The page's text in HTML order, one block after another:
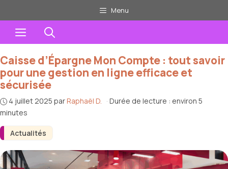
au
contenu
Menu
Menu
Actualités
Caisse d’Épargne Mon Compte : tout savoir
pour une gestion en ligne efficace et
sécurisée
4 juillet 2025 parRaphaël D. · Durée de lecture : environ 5
minutes